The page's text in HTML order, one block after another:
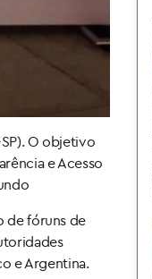
O objetivo
e Acesso
de fóruns de
e Argentina.